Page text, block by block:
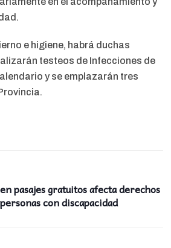
e higiene, habrá duchas
testeos de Infecciones de
y se emplazarán tres
pasajes gratuitos afecta derechos
con discapacidad